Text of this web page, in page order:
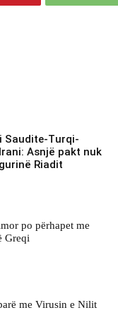
Saudite-Turqi-
Asnjë pakt nuk
Riadit
po përhapet me
Greqi
me Virusin e Nilit